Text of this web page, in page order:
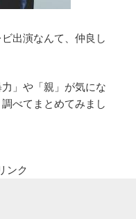
出演なんて、仲良し
」や「親」が気にな
べてまとめてみまし
ンク